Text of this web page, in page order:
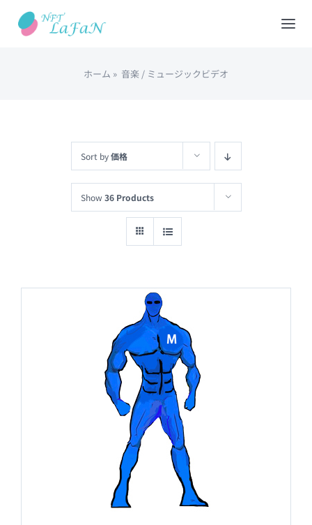
Skip
HOME
NFTショップ
REDEEM(現物と交換)
カート
ホーム » 音楽 / ミュージックビデオ
Sort by価格
Show 36 Products